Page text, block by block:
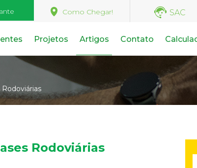
Como Chegar! SAC
Projetos Artigos Contato
Rodoviárias